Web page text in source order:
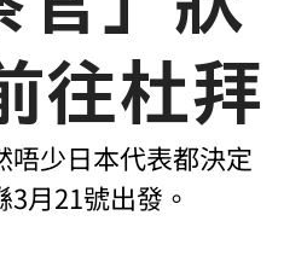
往杜拜
少日本代表都決定
月21號出發。